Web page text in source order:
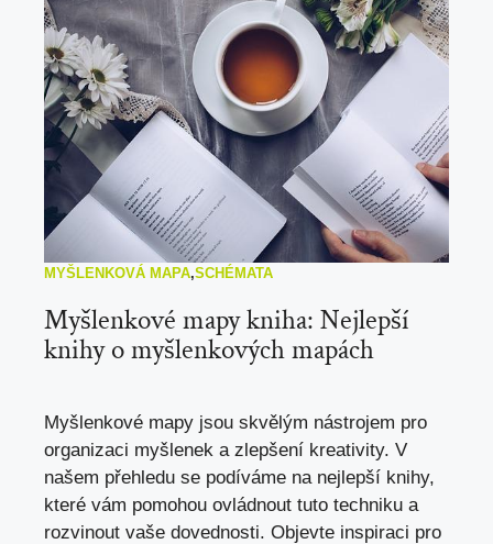
MYŠLENKOVÁ MAPA,SCHÉMATA
Myšlenkové mapy kniha: Nejlepší
knihy o myšlenkových mapách
Myšlenkové mapy jsou skvělým nástrojem pro
organizaci myšlenek a zlepšení kreativity. V
našem přehledu se podíváme na nejlepší knihy,
které vám pomohou ovládnout tuto techniku a
rozvinout vaše dovednosti. Objevte inspiraci pro